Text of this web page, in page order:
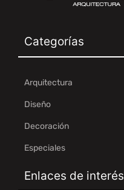
Categorías
Arquitectura
Diseño
Decoración
Especiales
Enlaces de interés